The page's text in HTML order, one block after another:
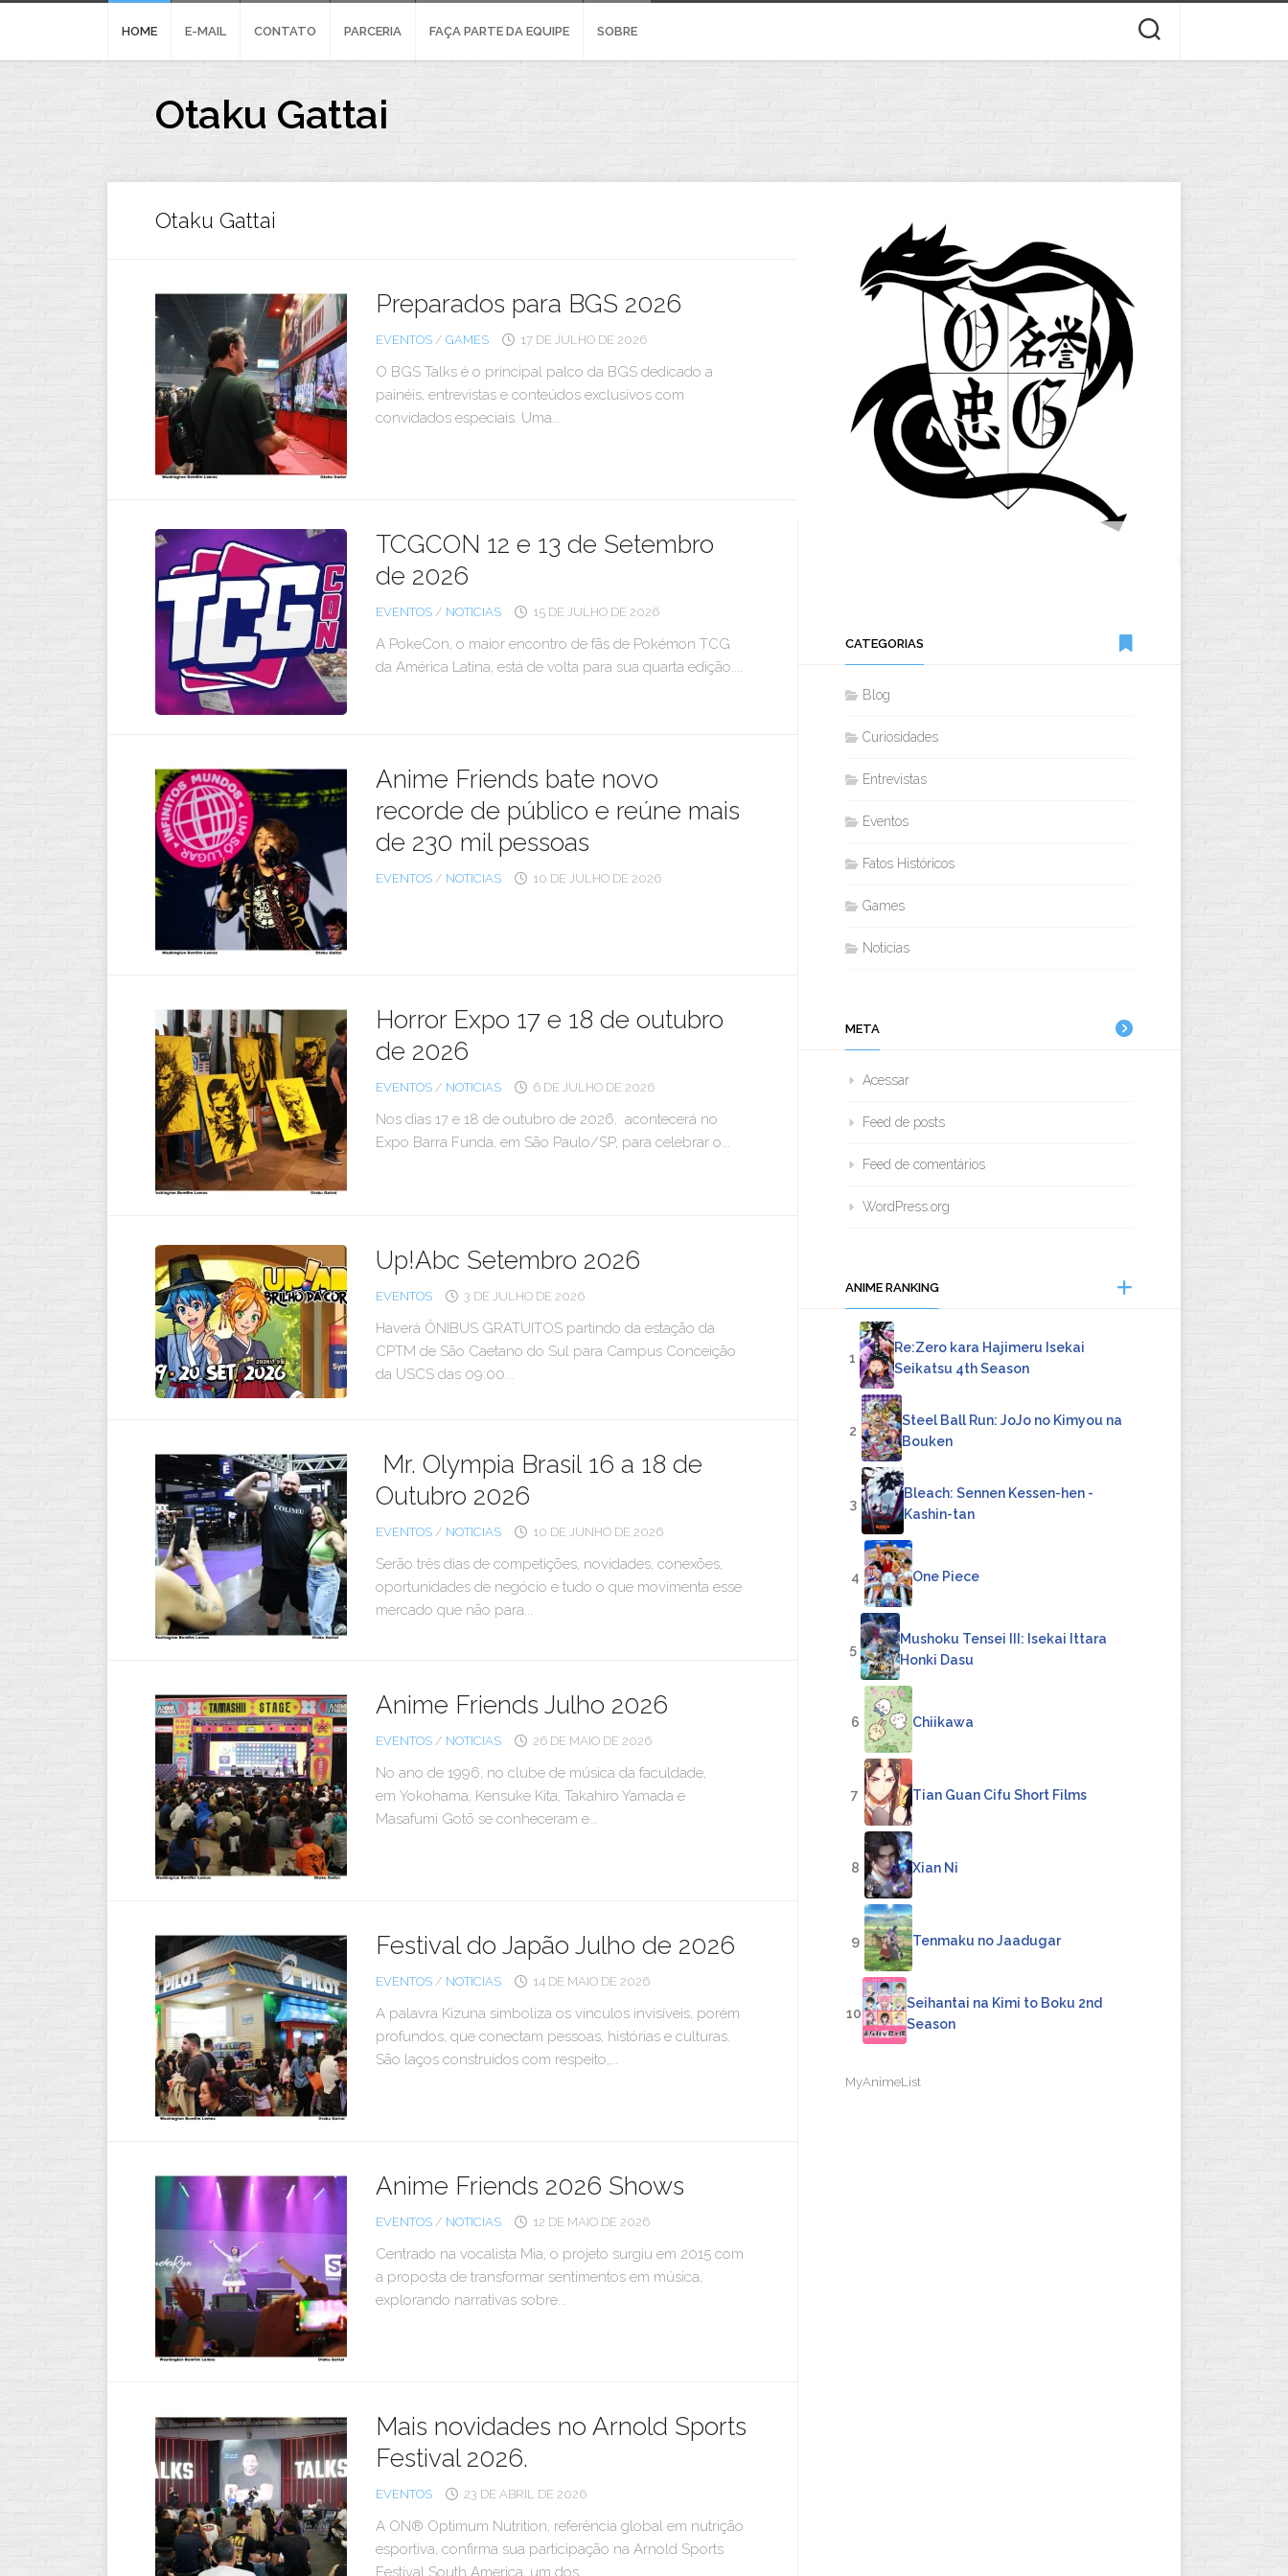
HOME E-MAIL CONTATO PARCERIA FAÇA PARTE DA EQUIPE SOBRE
Otaku Gattai
Otaku Gattai
Preparados para BGS 2026
EVENTOS / GAMES 17 DE JULHO DE 2026
O BGS Talks é o principal palco da BGS dedicado a
painéis, entrevistas e conteúdos exclusivos com
convidados especiais. Uma...
TCGCON 12 e 13 de Setembro
de 2026
EVENTOS / NOTICIAS 15 DE JULHO DE 2026
A PokeCon, o maior encontro de fãs de Pokémon TCG
da América Latina, está de volta para sua quarta edição....
Anime Friends bate novo
recorde de público e reúne mais
de 230 mil pessoas
EVENTOS / NOTICIAS 10 DE JULHO DE 2026
Horror Expo 17 e 18 de outubro
de 2026
EVENTOS / NOTICIAS 6 DE JULHO DE 2026
Nos dias 17 e 18 de outubro de 2026, acontecerá no
Expo Barra Funda, em São Paulo/SP, para celebrar o...
Up!Abc Setembro 2026
EVENTOS 3 DE JULHO DE 2026
Haverá ÔNIBUS GRATUITOS partindo da estação da
CPTM de São Caetano do Sul para Campus Conceição
da USCS das 09:00...
Mr. Olympia Brasil 16 a 18 de
Outubro 2026
EVENTOS / NOTICIAS 10 DE JUNHO DE 2026
Serão três dias de competições, novidades, conexões,
oportunidades de negócio e tudo o que movimenta esse
mercado que não para...
Anime Friends Julho 2026
EVENTOS / NOTICIAS 26 DE MAIO DE 2026
No ano de 1996, no clube de música da faculdade,
em Yokohama, Kensuke Kita, Takahiro Yamada e
Masafumi Gotō se conheceram e...
Festival do Japão Julho de 2026
EVENTOS / NOTICIAS 14 DE MAIO DE 2026
A palavra Kizuna simboliza os vínculos invisíveis, porém
profundos, que conectam pessoas, histórias e culturas.
São laços construídos com respeito,...
Anime Friends 2026 Shows
EVENTOS / NOTICIAS 12 DE MAIO DE 2026
Centrado na vocalista Mia, o projeto surgiu em 2015 com
a proposta de transformar sentimentos em música,
explorando narrativas sobre...
Mais novidades no Arnold Sports
Festival 2026.
EVENTOS 23 DE ABRIL DE 2026
A ON® Optimum Nutrition, referência global em nutrição
esportiva, confirma sua participação na Arnold Sports
Festival South America, um dos...
CATEGORIAS
Blog
Curiosidades
Entrevistas
Eventos
Fatos Históricos
Games
Noticias
META
Acessar
Feed de posts
Feed de comentários
WordPress.org
ANIME RANKING
1
Re:Zero kara Hajimeru Isekai
Seikatsu 4th Season
2
Steel Ball Run: JoJo no Kimyou na
Bouken
3
Bleach: Sennen Kessen-hen -
Kashin-tan
4 One Piece
5
Mushoku Tensei III: Isekai Ittara
Honki Dasu
6 Chiikawa
7 Tian Guan Cifu Short Films
8 Xian Ni
9 Tenmaku no Jaadugar
10
Seihantai na Kimi to Boku 2nd
Season
MyAnimeList